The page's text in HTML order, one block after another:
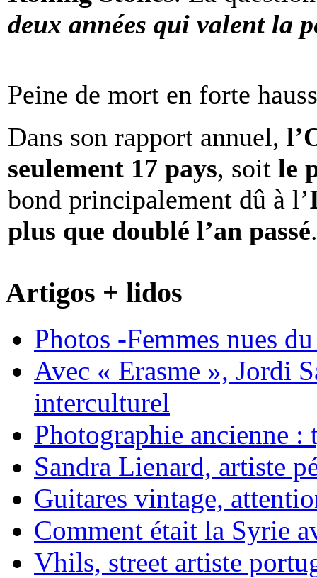
deux années qui valent la
Peine de mort en forte
Dans son rapport annuel,
seulement 17 pays, soit le
bond principalement dû à l’
plus que doublé l’an passé.
Artigos + lidos
Photos -Femmes nues
Avec « Erasme », Jordi
interculturel
Photographie ancienne :
Sandra Lienard, artiste
Guitares vintage,
Comment était la Syrie
Vhils, street artiste